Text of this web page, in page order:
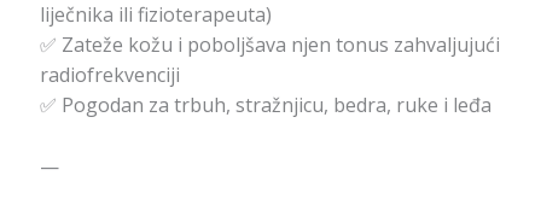
liječnika ili fizioterapeuta)
✅ Zateže kožu i poboljšava njen tonus zahvaljujući
radiofrekvenciji
✅ Pogodan za trbuh, stražnjicu, bedra, ruke i leđa
—